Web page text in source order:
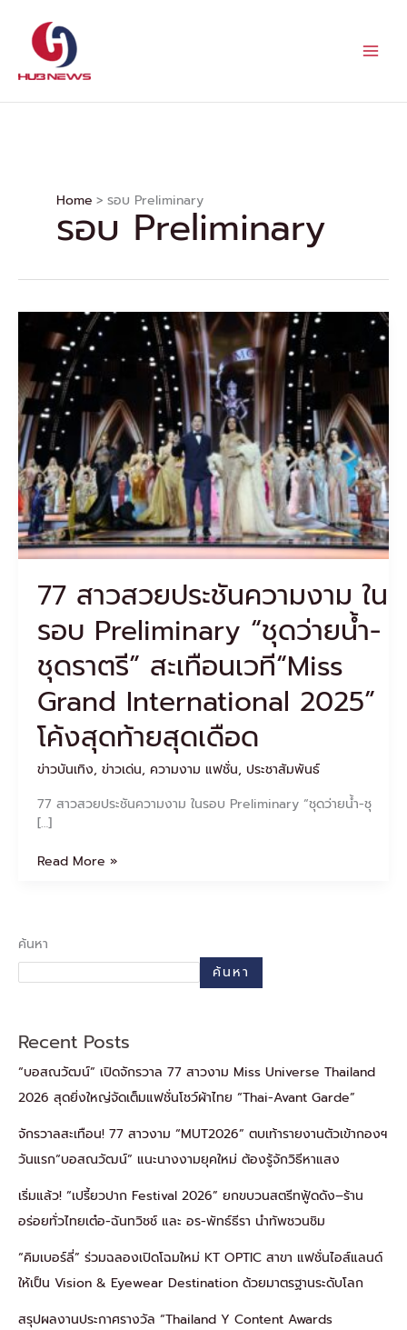
content
Home รอบ Preliminary
รอบ Preliminary
77 สาวสวยประชันความงาม ใน
รอบ Preliminary “ชุดว่ายน้ำ-
ชุดราตรี” สะเทือนเวที“Miss
Grand International 2025”
โค้งสุดท้ายสุดเดือด
ข่าวบันเทิง, ข่าวเด่น, ความงาม แฟชั่น, ประชาสัมพันธ์
77 สาวสวยประชันความงาม ในรอบ Preliminary “ชุดว่ายน้ำ-ชุ
[…]
สาว
ประชัน
ความ
งาม
ใน
รอบ
Preliminary
“ชุด
ว่าย
น้ำ-
ชุด
สะเทือน
เวที“Miss
Grand
International
2025”
โค้ง
สุดท้าย
สุด
เดือด
Read More »
ค้นหา
ค้นหา
Recent Posts
“บอสณวัฒน์” เปิดจักรวาล 77 สาวงาม Miss Universe Thailand
2026 สุดยิ่งใหญ่จัดเต็มแฟชั่นโชว์ผ้าไทย “Thai-Avant Garde”
จักรวาลสะเทือน! 77 สาวงาม “MUT2026” ตบเท้ารายงานตัวเข้ากองฯ
วันแรก“บอสณวัฒน์” แนะนางงามยุคใหม่ ต้องรู้จักวิธีหาแสง
เริ่มแล้ว! “เปรี้ยวปาก Festival 2026” ยกขบวนสตรีทฟู้ดดัง–ร้าน
อร่อยทั่วไทยเต๋อ-ฉันทวิชช์ และ อร-พัทธ์ธีรา นำทัพชวนชิม
“คิมเบอร์ลี่” ร่วมฉลองเปิดโฉมใหม่ KT OPTIC สาขา แฟชั่นไอส์แลนด์
ให้เป็น Vision & Eyewear Destination ด้วยมาตรฐานระดับโลก
สรุปผลงานประกาศรางวัล “Thailand Y Content Awards